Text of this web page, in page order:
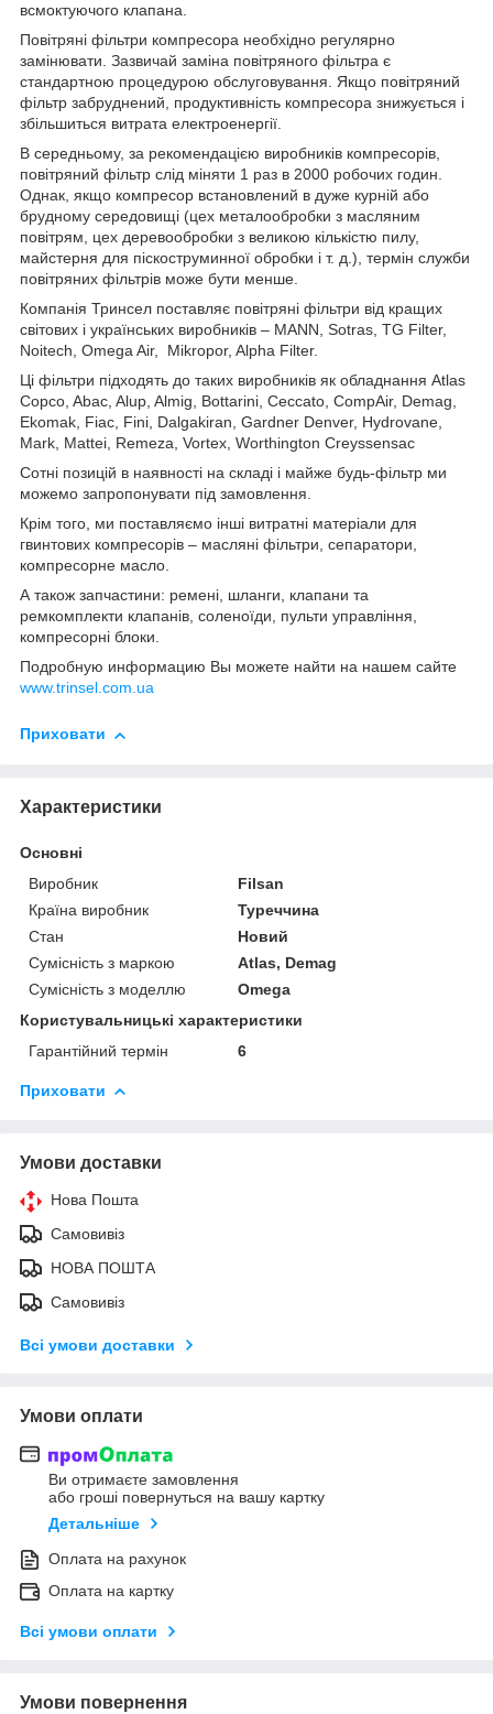
всмоктуючого клапана.
Повітряні фільтри компресора необхідно регулярно
замінювати. Зазвичай заміна повітряного фільтра є
стандартною процедурою обслуговування. Якщо повітряний
фільтр забруднений, продуктивність компресора знижується і
збільшиться витрата електроенергії.
В середньому, за рекомендацією виробників компресорів,
повітряний фільтр слід міняти 1 раз в 2000 робочих годин.
Однак, якщо компресор встановлений в дуже курній або
брудному середовищі (цех металообробки з масляним
повітрям, цех деревообробки з великою кількістю пилу,
майстерня для піскоструминної обробки і т. д.), термін служби
повітряних фільтрів може бути менше.
Компанія Тринсел поставляє повітряні фільтри від кращих
світових і українських виробників – MANN, Sotras, TG Filter,
Noitech, Omega Air,
Mikropor, Alpha Filter.
Ці фільтри підходять до таких виробників як обладнання Atlas
Copco, Abac, Alup, Almig, Bottarini, Ceccato, CompAir, Demag,
Ekomak, Fiac, Fini, Dalgakiran, Gardner Denver, Hydrovane,
Mark, Mattei, Remeza, Vortex, Worthington Creyssensac
Сотні позицій в наявності на складі і майже будь-фільтр ми
можемо запропонувати під замовлення.
Крім того, ми поставляємо інші витратні матеріали для
гвинтових компресорів – масляні фільтри, сепаратори,
компресорне масло.
А також запчастини: ремені, шланги, клапани та
ремкомплекти клапанів, соленоїди, пульти управління,
компресорні блоки.
Подробную информацию Вы можете найти на нашем сайте
www.trinsel.com.ua
Приховати
Характеристики
Основні
Виробник
Filsan
Країна виробник
Туреччина
Стан
Новий
Сумісність з маркою
Atlas, Demag
Сумісність з моделлю
Omega
Користувальницькі характеристики
Гарантійний термін
6
Приховати
Умови доставки
Нова Пошта
Самовивіз
НОВА ПОШТА
Самовивіз
Всі умови доставки
Умови оплати
Ви отримаєте замовлення
або гроші повернуться на вашу картку
Детальніше
Оплата на рахунок
Оплата на картку
Всі умови оплати
Умови повернення